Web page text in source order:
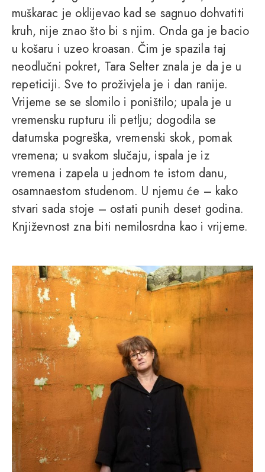
muškarac je oklijevao kad se sagnuo dohvatiti
kruh, nije znao što bi s njim. Onda ga je bacio
u košaru i uzeo kroasan. Čim je spazila taj
neodlučni pokret, Tara Selter znala je da je u
repeticiji. Sve to proživjela je i dan ranije.
Vrijeme se se slomilo i poništilo; upala je u
vremensku rupturu ili petlju; dogodila se
datumska pogreška, vremenski skok, pomak
vremena; u svakom slučaju, ispala je iz
vremena i zapela u jednom te istom danu,
osamnaestom studenom. U njemu će – kako
stvari sada stoje – ostati punih deset godina.
Književnost zna biti nemilosrdna kao i vrijeme.